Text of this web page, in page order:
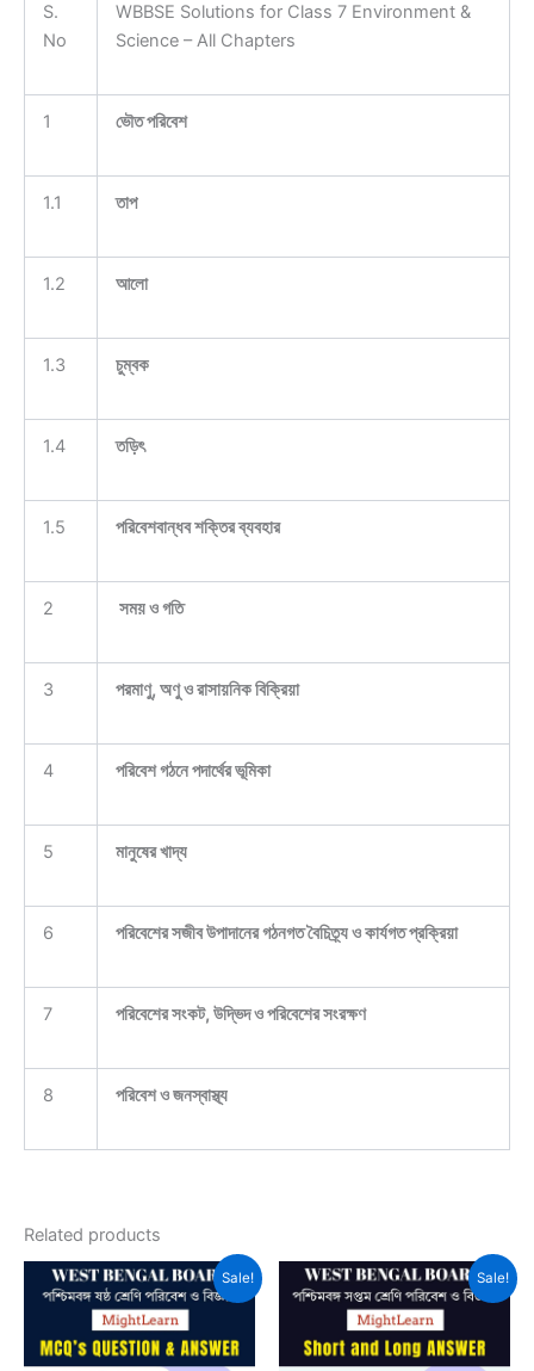
S.
No
WBBSE Solutions for Class 7 Environment &
Science – All Chapters
1 ভৌত পরিবেশ
1.1 তাপ
1.2 আলো
1.3 চুম্বক
1.4 তড়িৎ
1.5 পরিবেশবান্ধব শক্তির ব্যবহার
2 সময় ও গতি
3 পরমাণু, অণু ও রাসায়নিক বিক্রিয়া
4 পরিবেশ গঠনে পদার্থের ভূমিকা
5 মানুষের খাদ্য
6 পরিবেশের সজীব উপাদানের গঠনগত বৈচিত্র্য ও কার্যগত প্রক্রিয়া
7 পরিবেশের সংকট, উদ্ভিদ ও পরিবেশের সংরক্ষণ
8 পরিবেশ ও জনস্বাস্থ্য
Related products
Sale! Sale!